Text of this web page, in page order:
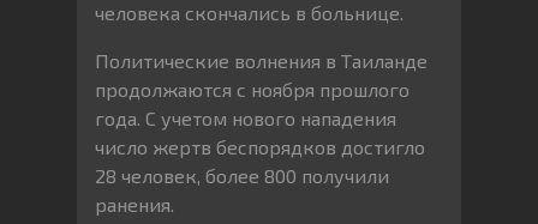
человека скончались в больнице.
Политические волнения в Таиланде
продолжаются с ноября прошлого
года. С учетом нового нападения
число жертв беспорядков достигло
28 человек, более 800 получили
ранения.